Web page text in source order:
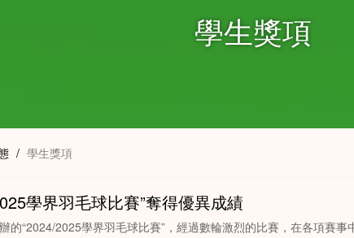
學生獎項
/ 學生獎項
學界羽毛球比賽”奪得優異成績
的“2024/2025學界羽毛球比賽”，經過數輪激烈的比賽，在各項賽事